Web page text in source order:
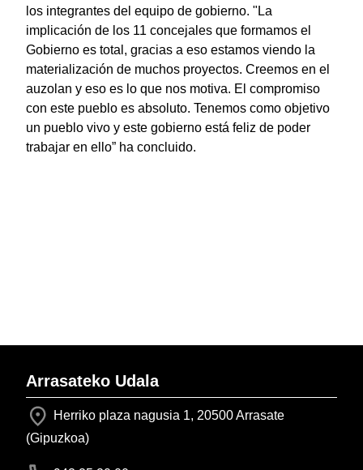
los integrantes del equipo de gobierno. "La
implicación de los 11 concejales que formamos el
Gobierno es total, gracias a eso estamos viendo la
materialización de muchos proyectos. Creemos en el
auzolan y eso es lo que nos motiva. El compromiso
con este pueblo es absoluto. Tenemos como objetivo
un pueblo vivo y este gobierno está feliz de poder
trabajar en ello” ha concluido.
Arrasateko Udala
Herriko plaza nagusia 1, 20500 Arrasate
(Gipuzkoa)